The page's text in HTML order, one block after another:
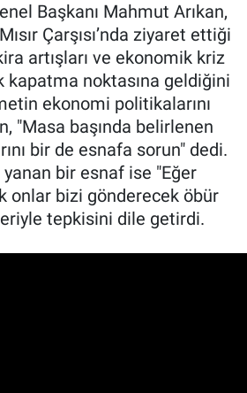
Başkanı Mahmut Arıkan,
Çarşısı’nda ziyaret ettiği
artışları ve ekonomik kriz
kapatma noktasına geldiğini
ekonomi politikalarını
"Masa başında belirlenen
bir de esnafa sorun" dedi.
yanan bir esnaf ise "Eğer
onlar bizi gönderecek öbür
tepkisini dile getirdi.